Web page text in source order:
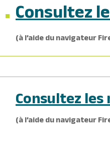
Consultez
(à l’aide du navigateur
Consultez
(à l’aide du navigateur